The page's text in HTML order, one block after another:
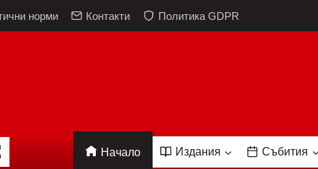
норми Контакти Политика GDPR
Начало Издания Събития